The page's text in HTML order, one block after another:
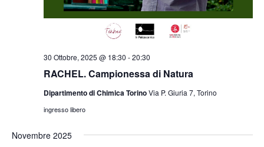
RACHEL. Campionessa di Natura
30 Ottobre, 2025 @ 18:30 -20:30
Dipartimento di Chimica TorinoVia P. Giuria 7, Torino
ingresso libero
Novembre 2025